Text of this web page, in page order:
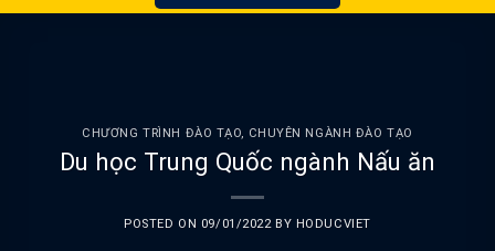
CHƯƠNG TRÌNH ĐÀO TẠO, CHUYÊN NGÀNH ĐÀO TẠO
Du học Trung Quốc ngành Nấu ăn
POSTED ON 09/01/2022 BY HODUCVIET